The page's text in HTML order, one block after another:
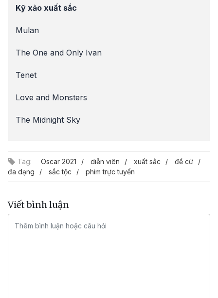
Kỹ xảo xuất sắc
Mulan
The One and Only Ivan
Tenet
Love and Monsters
The Midnight Sky
Tag: Oscar 2021 diễn viên xuất sắc
đề cử
đa dạng
sắc tộc phim trực tuyến
Viết bình luận